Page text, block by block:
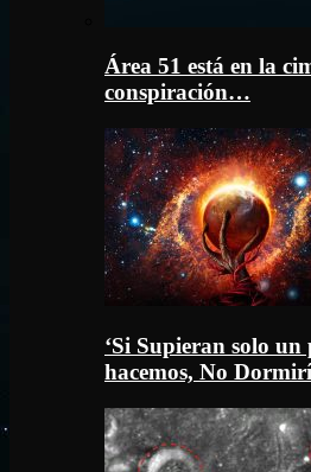
Área 51 está en la
conspiración…
‘Si Supieran solo un
hacemos, No